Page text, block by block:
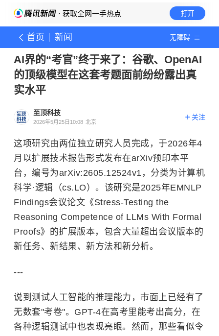
· 获取全网一手热点 打开
首页 新闻 无障碍
AI界的“考官”终于来了：谷歌、OpenAI
的顶级模型在这套考题面前纷纷露出真
实水平
至顶科技
2026年5月25日10:08 北京
关注
这项研究由两位独立研究人员完成，于2026年4
月以扩展技术报告形式发布在arXiv预印本平
台，编号为arXiv:2605.12524v1，分类为计算机
科学·逻辑（cs.LO）。该研究是2025年EMNLP
Findings会议论文《Stress-Testing the
Reasoning Competence of LLMs With Formal
Proofs》的扩展版本，包含大量超出会议版本的
新任务、新结果、新方法和新分析。
---
说到测试人工智能的推理能力，市面上已经有了
无数套"考卷"。GPT-4在高考里能考出高分，在
各种逻辑测试中也表现亮眼。然而，那些看似令